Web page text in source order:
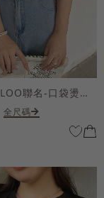
HOOLOOLOO聯名-口袋燙金KUKU熊短袖上衣
全尺碼